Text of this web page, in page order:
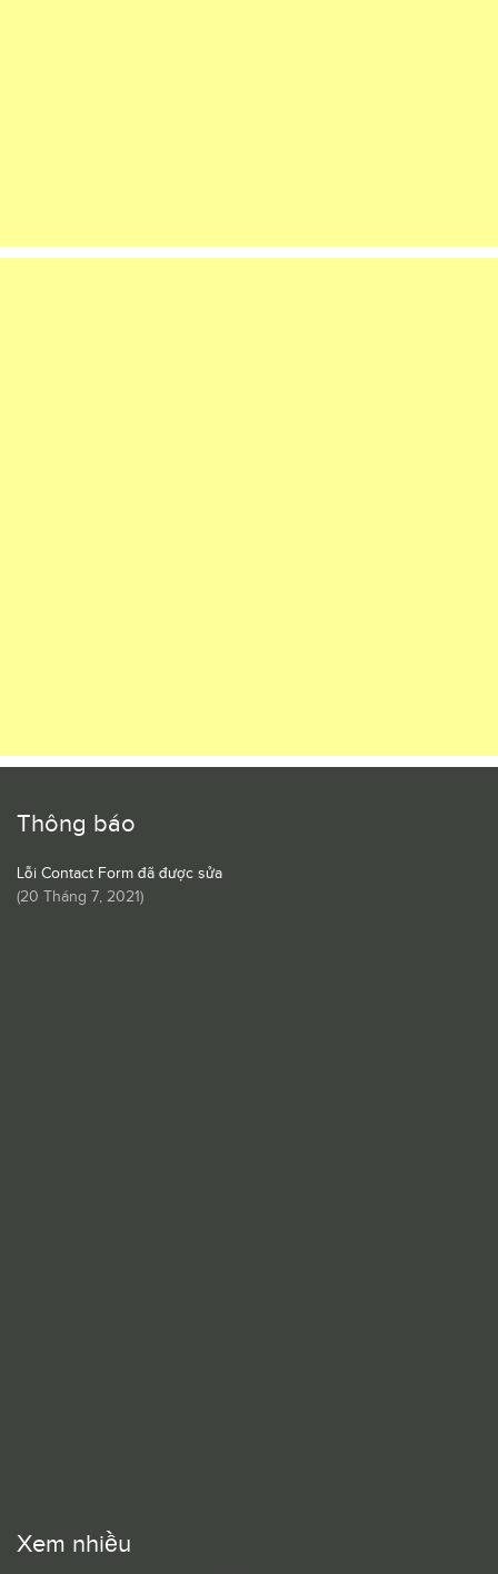
Thông báo
Lỗi Contact Form đã được sửa
(20 Tháng 7, 2021)
Xem nhiều